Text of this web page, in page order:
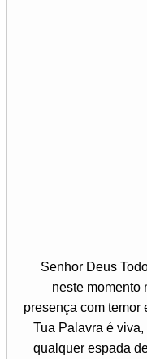
Senhor Deus
neste momento
presença com temor
Tua Palavra é
qualquer espada